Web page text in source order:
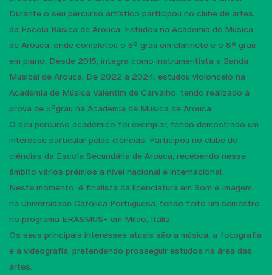
Durante o seu percurso artístico participou no clube de artes
da Escola Básica de Arouca. Estudou na Academia de Música
de Arouca, onde completou o 5º grau em clarinete e o 8º grau
em piano. Desde 2015, integra como instrumentista a Banda
Musical de Arouca. De 2022 a 2024, estudou violoncelo na
Academia de Música Valentim de Carvalho, tendo realizado a
prova de 5ºgrau na Academia de Música de Arouca.
O seu percurso académico foi exemplar, tendo demostrado um
interesse particular pelas ciências. Participou no clube de
ciências da Escola Secundária de Arouca, recebendo nesse
âmbito vários prémios a nível nacional e internacional.
Neste momento, é finalista da licenciatura em Som e Imagem
na Universidade Católica Portuguesa, tendo feito um semestre
no programa ERASMUS+ em Milão, Itália.
Os seus principais interesses atuais são a música, a fotografia
e a videografia, pretendendo prosseguir estudos na área das
artes.